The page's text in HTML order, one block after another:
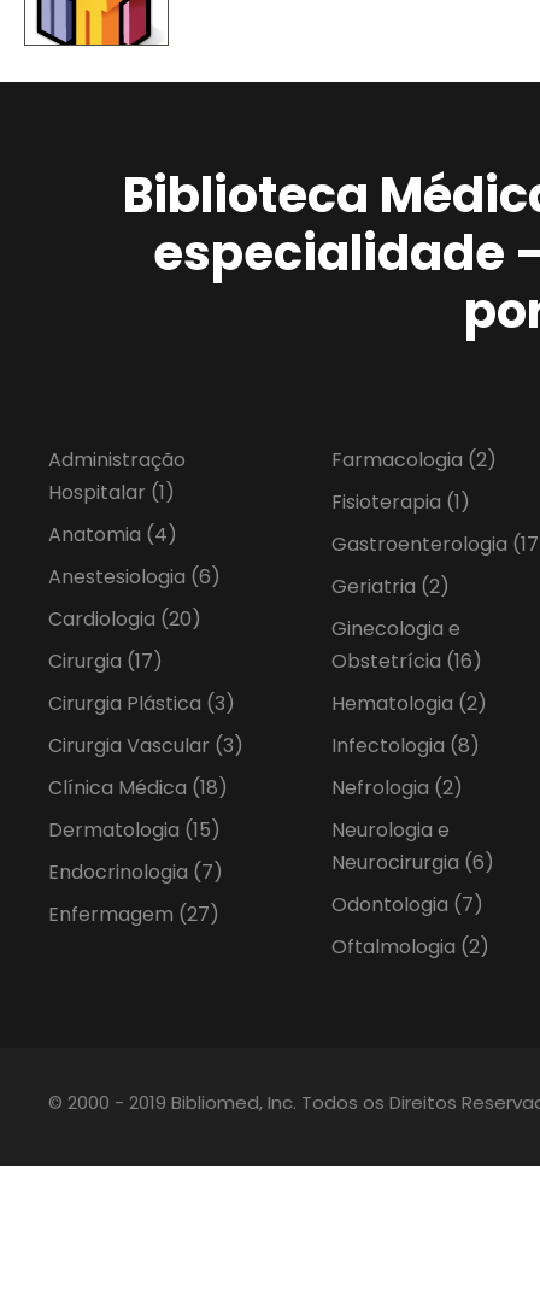
Biblioteca
especialidade
Administração
Hospitalar (1)
Anatomia (4)
Anestesiologia (6)
Cardiologia (20)
Cirurgia (17)
Cirurgia Plástica (3)
Cirurgia Vascular (3)
Clínica Médica (18)
Dermatologia (15)
Endocrinologia (7)
Enfermagem (27)
Farmacologia (2)
Fisioterapia (1)
Gastroenterologia
Geriatria (2)
Ginecologia e
Obstetrícia (16)
Hematologia (2)
Infectologia (8)
Nefrologia (2)
Neurologia e
Neurocirurgia (6)
Odontologia (7)
Oftalmologia (2)
© 2000 - 2019 Bibliomed, Inc. Todos os Direitos